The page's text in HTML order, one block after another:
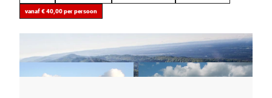
vanaf € 40,00 per persoon